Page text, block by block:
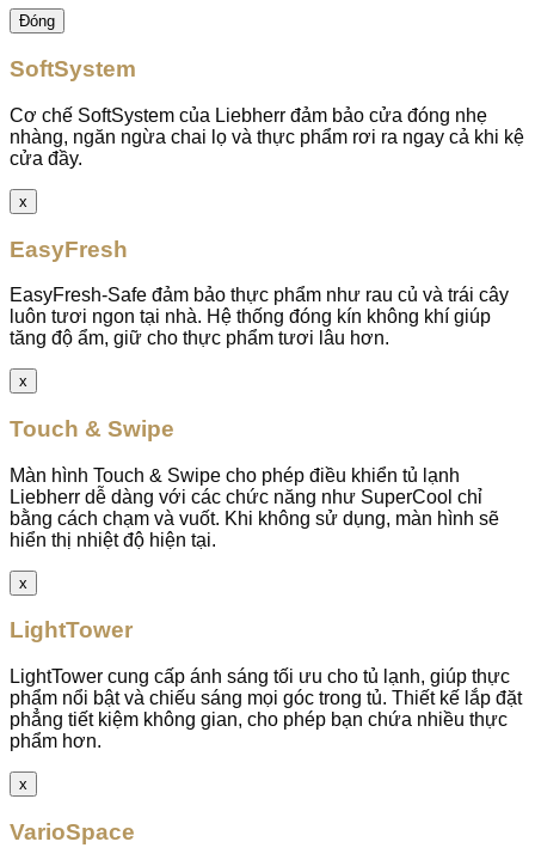
Đóng
SoftSystem
Cơ chế SoftSystem của Liebherr đảm bảo cửa đóng nhẹ
nhàng, ngăn ngừa chai lọ và thực phẩm rơi ra ngay cả khi kệ
cửa đầy.
x
EasyFresh
EasyFresh-Safe đảm bảo thực phẩm như rau củ và trái cây
luôn tươi ngon tại nhà. Hệ thống đóng kín không khí giúp
tăng độ ẩm, giữ cho thực phẩm tươi lâu hơn.
x
Touch & Swipe
Màn hình Touch & Swipe cho phép điều khiển tủ lạnh
Liebherr dễ dàng với các chức năng như SuperCool chỉ
bằng cách chạm và vuốt. Khi không sử dụng, màn hình sẽ
hiển thị nhiệt độ hiện tại.
x
LightTower
LightTower cung cấp ánh sáng tối ưu cho tủ lạnh, giúp thực
phẩm nổi bật và chiếu sáng mọi góc trong tủ. Thiết kế lắp đặt
phẳng tiết kiệm không gian, cho phép bạn chứa nhiều thực
phẩm hơn.
x
VarioSpace